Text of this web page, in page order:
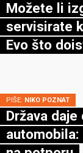
Možete li
servisirate
Evo što
PIŠE: NIKO POZNAT
Država